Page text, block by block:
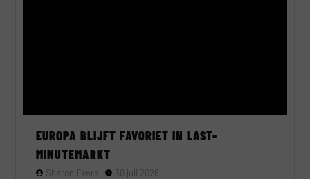
EUROPA BLIJFT FAVORIET IN LAST-
MINUTEMARKT
Sharon Evers 30 juli 2026